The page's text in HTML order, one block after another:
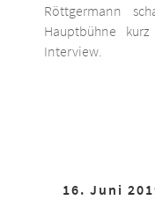
Röttgermann
Hauptbühne
Interview.
16. Juni